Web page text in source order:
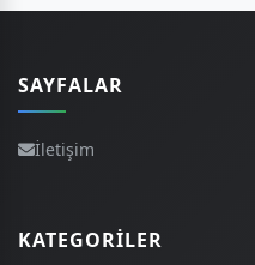
SAYFALAR
İletişim
KATEGORILER